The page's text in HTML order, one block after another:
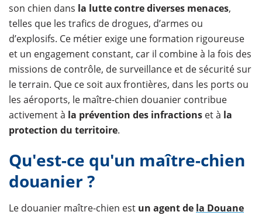
son chien dans la lutte contre diverses menaces,
telles que les trafics de drogues, d’armes ou
d’explosifs. Ce métier exige une formation rigoureuse
et un engagement constant, car il combine à la fois des
missions de contrôle, de surveillance et de sécurité sur
le terrain. Que ce soit aux frontières, dans les ports ou
les aéroports, le maître-chien douanier contribue
activement à la prévention des infractions et à la
protection du territoire.
Qu'est-ce qu'un maître-chien
douanier ?
Le douanier maître-chien est un agent de la Douane